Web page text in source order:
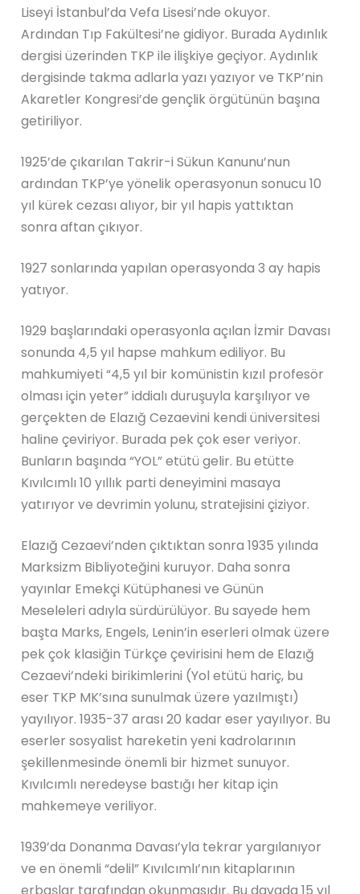
Liseyi İstanbul’da Vefa Lisesi’nde okuyor.
Ardından Tıp Fakültesi’ne gidiyor. Burada Aydınlık
dergisi üzerinden TKP ile ilişkiye geçiyor. Aydınlık
dergisinde takma adlarla yazı yazıyor ve TKP’nin
Akaretler Kongresi’de gençlik örgütünün başına
getiriliyor.
1925’de çıkarılan Takrir-i Sükun Kanunu’nun
ardından TKP’ye yönelik operasyonun sonucu 10
yıl kürek cezası alıyor, bir yıl hapis yattıktan
sonra aftan çıkıyor.
1927 sonlarında yapılan operasyonda 3 ay hapis
yatıyor.
1929 başlarındaki operasyonla açılan İzmir Davası
sonunda 4,5 yıl hapse mahkum ediliyor. Bu
mahkumiyeti “4,5 yıl bir komünistin kızıl profesör
olması için yeter” iddialı duruşuyla karşılıyor ve
gerçekten de Elazığ Cezaevini kendi üniversitesi
haline çeviriyor. Burada pek çok eser veriyor.
Bunların başında “YOL” etütü gelir. Bu etütte
Kıvılcımlı 10 yıllık parti deneyimini masaya
yatırıyor ve devrimin yolunu, stratejisini çiziyor.
Elazığ Cezaevi’nden çıktıktan sonra 1935 yılında
Marksizm Bibliyoteğini kuruyor. Daha sonra
yayınlar Emekçi Kütüphanesi ve Günün
Meseleleri adıyla sürdürülüyor. Bu sayede hem
başta Marks, Engels, Lenin’in eserleri olmak üzere
pek çok klasiğin Türkçe çevirisini hem de Elazığ
Cezaevi’ndeki birikimlerini (Yol etütü hariç, bu
eser TKP MK’sına sunulmak üzere yazılmıştı)
yayılıyor. 1935-37 arası 20 kadar eser yayılıyor. Bu
eserler sosyalist hareketin yeni kadrolarının
şekillenmesinde önemli bir hizmet sunuyor.
Kıvılcımlı neredeyse bastığı her kitap için
mahkemeye veriliyor.
1939’da Donanma Davası’yla tekrar yargılanıyor
ve en önemli “delil” Kıvılcımlı’nın kitaplarının
erbaşlar tarafından okunmasıdır. Bu davada 15 yıl